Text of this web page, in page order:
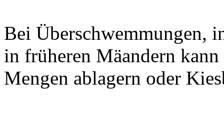
Bei Überschwemmungen,
in früheren Mäandern
Mengen ablagern oder